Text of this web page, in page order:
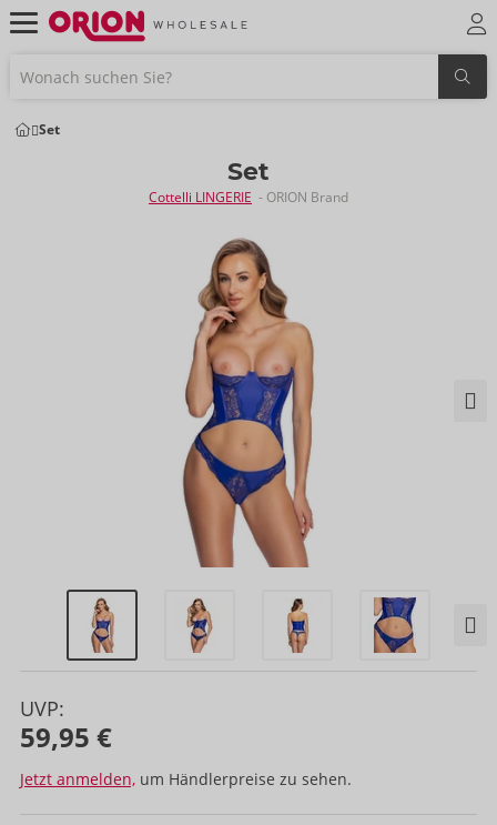
Set
Set
Cottelli LINGERIE - ORION Brand
UVP:
59,95 €
Jetzt anmelden, um Händlerpreise zu sehen.